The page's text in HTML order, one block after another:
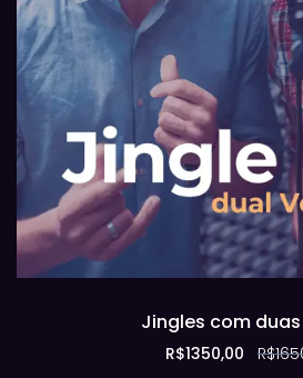
Jingles com
R$
R$1350,00